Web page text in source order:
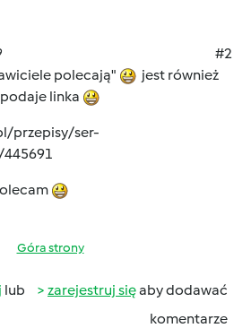
#2
polecają"
jest również
linka
przepisy/ser-
445691
Góra strony
lub zarejestruj sięaby dodawać
komentarze